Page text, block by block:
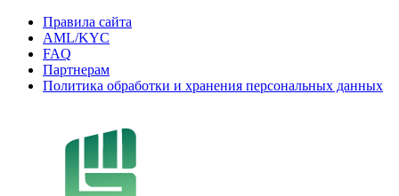
Правила сайта
AML/KYC
FAQ
Партнерам
Политика обработки и хранения персональных данных